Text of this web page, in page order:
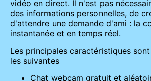
vidéo en direct. Il n'est pas
des informations personnelles, de
d'attendre une demande d'ami : la
instantanée et en temps réel.
Les principales caractéristiques
les suivantes
Chat webcam gratuit et